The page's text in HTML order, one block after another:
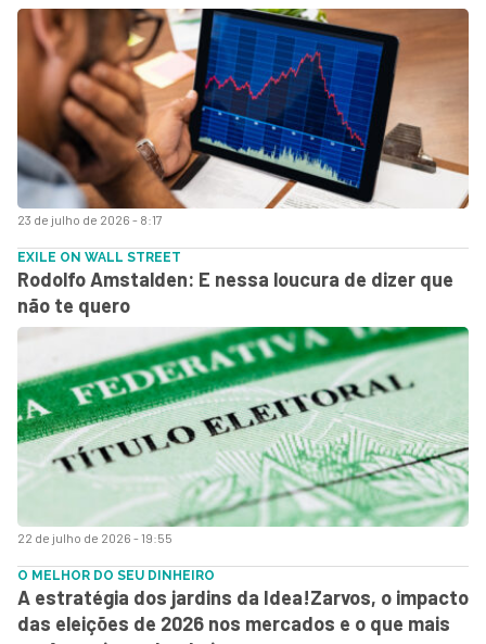
23 de julho de 2026 - 8:17
22 de julho de 2026 - 19:55
EXILE ON WALL STREET
Rodolfo Amstalden: E nessa loucura de dizer que
não te quero
O MELHOR DO SEU DINHEIRO
A estratégia dos jardins da Idea!Zarvos, o impacto
das eleições de 2026 nos mercados e o que mais